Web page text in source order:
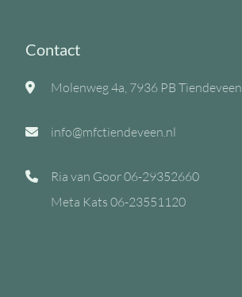
Contact
Molenweg 4a, 7936 PB Tiendeveen
info@mfctiendeveen.nl
Ria van Goor06-29352660
Meta Kats 06-23551120